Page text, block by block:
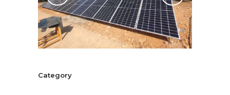
Category